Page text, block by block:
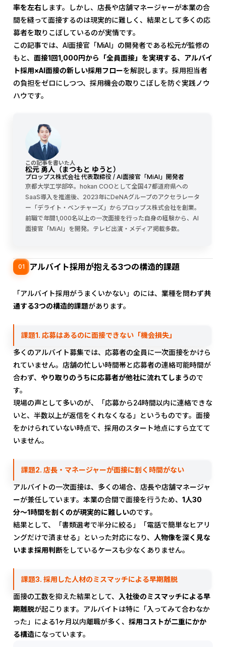
率を左右します。しかし、店長や店舗マネージャーが本業の合
間を縫って面接するのは現実的に難しく、結果として多くの応
募者を取りこぼしているのが実情です。
この記事では、AI面接官「MiAI」の開発者である松元が監修の
もと、 面接1回1,000円から「全員面接」を実現する、アルバイ
ト採用×AI面接の新しい採用フローを解説します。採用担当者
の負担をゼロにしつつ、採用機会の取りこぼしを防ぐ実践ノウ
ハウです。
この記事を書いた人
松元 勇人（まつもと ゆうと）
プロップス株式会社 代表取締役 / AI面接官「MiAI」開発者
京都大学工学部卒。hokan COOとして全国47都道府県への
SaaS導入を推進後、2023年にDeNAグループのアクセラレータ
ー「デライト・ベンチャーズ」からプロップス株式会社を創業。
前職で年間1,000名以上の一次面接を行った自身の経験から、AI
面接官「MiAI」を開発。テレビ出演・メディア掲載多数。
01 アルバイト採用が抱える3つの構造的課題
「アルバイト採用がうまくいかない」のには、業種を問わず共
通する3つの構造的課題があります。
課題1. 応募はあるのに面接できない「機会損失」
多くのアルバイト募集では、応募者の全員に一次面接をかけら
れていません。店舗の忙しい時間帯と応募者の連絡可能時間が
合わず、 やり取りのうちに応募者が他社に流れてしまうので
す。
現場の声として多いのが、「応募から24時間以内に連絡できな
いと、半数以上が返信をくれなくなる」というものです。面接
をかけられていない時点で、採用のスタート地点にすら立てて
いません。
課題2. 店長・マネージャーが面接に割く時間がない
アルバイトの一次面接は、多くの場合、店長や店舗マネージャ
ーが兼任しています。本業の合間で面接を行うため、 1人30
分〜1時間を割くのが現実的に難しいのです。
結果として、「書類選考で半分に絞る」「電話で簡単なヒアリ
ングだけで済ませる」といった対応になり、
人物像を深く見な
いまま採用判断をしているケースも少なくありません。
課題3. 採用した人材のミスマッチによる早期離脱
面接の工数を抑えた結果として、
入社後のミスマッチによる早
期離脱が起こります。アルバイトは特に「入ってみて合わなか
った」による1ヶ月以内離職が多く、 採用コストが二重にかか
る構造になっています。